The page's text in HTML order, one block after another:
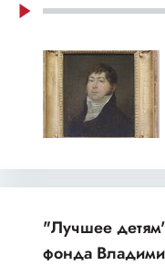
"Лучшее
фонда